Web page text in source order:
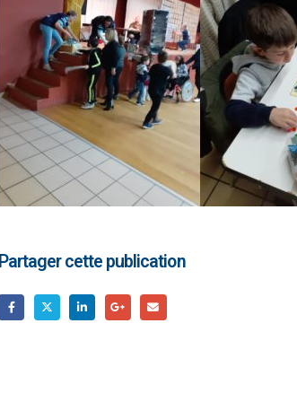
Partager cette publication